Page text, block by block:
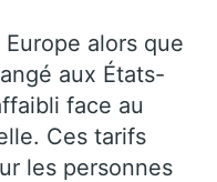
alors que
aux États-
face au
Ces tarifs
les personnes